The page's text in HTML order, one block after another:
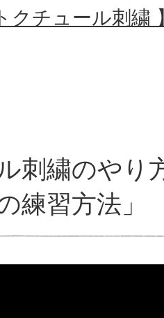
クチュール刺繍
刺繍のや
練習方法」